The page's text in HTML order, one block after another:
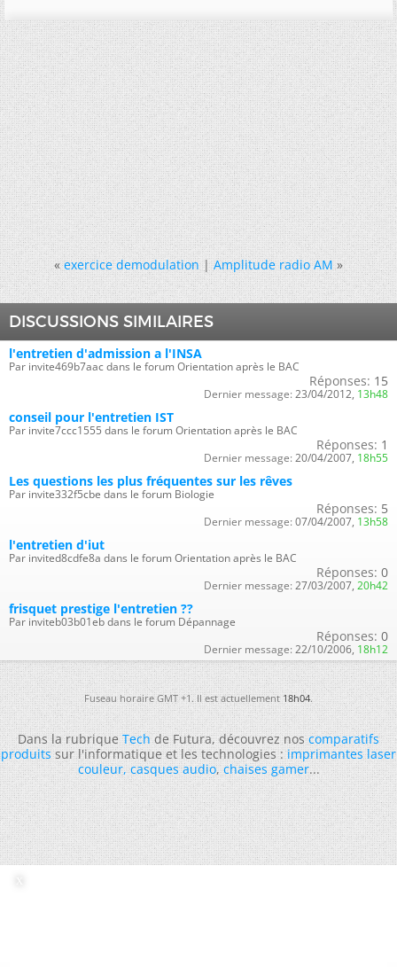
« exercice demodulation|Amplitude radio AM »
DISCUSSIONS SIMILAIRES
l'entretien d'admission a l'INSA
Par invite469b7aac dans le forum Orientation après le BAC
Réponses: 15
Dernier message: 23/04/2012, 13h48
conseil pour l'entretien IST
Par invite7ccc1555 dans le forum Orientation après le BAC
Réponses: 1
Dernier message: 20/04/2007, 18h55
Les questions les plus fréquentes sur les rêves
Par invite332f5cbe dans le forum Biologie
Réponses: 5
Dernier message: 07/04/2007, 13h58
l'entretien d'iut
Par invited8cdfe8a dans le forum Orientation après le BAC
Réponses: 0
Dernier message: 27/03/2007, 20h42
frisquet prestige l'entretien ??
Par inviteb03b01eb dans le forum Dépannage
Réponses: 0
Dernier message: 22/10/2006, 18h12
Fuseau horaire GMT +1. Il est actuellement18h04.
Dans la rubriqueTechde Futura, découvrez noscomparatifs
produitssur l'informatique et les technologies :imprimantes laser
couleur,casques audio,chaises gamer...